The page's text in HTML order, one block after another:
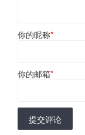
你的昵称*
你的邮箱*
提交评论